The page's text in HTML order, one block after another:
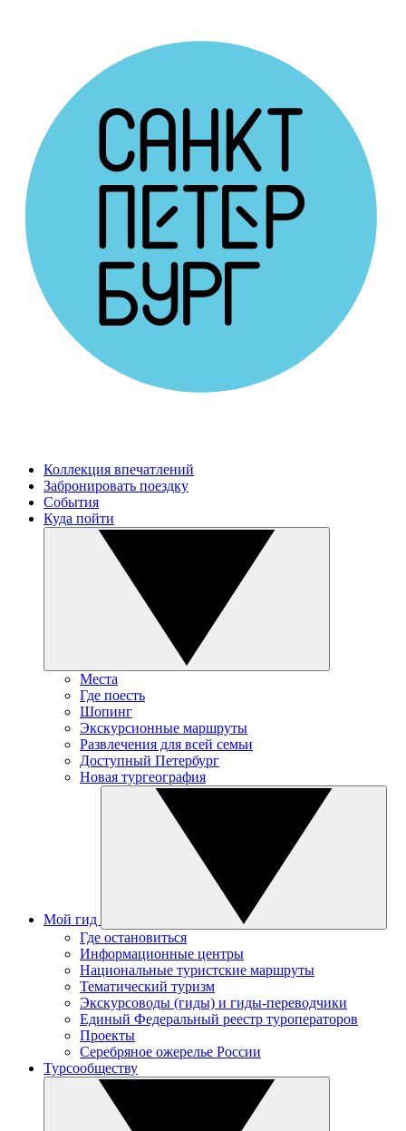
Коллекция впечатлений
Забронировать поездку
События
Куда пойти
Места
Где поесть
Шопинг
Экскурсионные маршруты
Развлечения для всей семьи
Доступный Петербург
Новая тургеография
Мой гид
Где остановиться
Информационные центры
Национальные туристские маршруты
Тематический туризм
Экскурсоводы (гиды) и гиды-переводчики
Единый Федеральный реестр туроператоров
Проекты
Серебряное ожерелье России
Турсообществу